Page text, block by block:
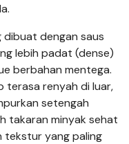
dibuat dengan saus
lebih padat (dense)
berbahan mentega.
terasa renyah di luar,
setengah
takaran minyak sehat
tekstur yang paling